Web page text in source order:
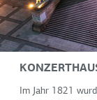
Im Jahr 1821